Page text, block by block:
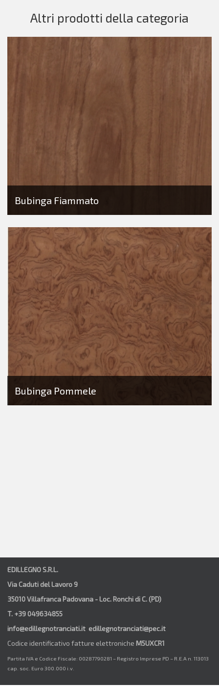
Altri prodotti della categoria
Bubinga Fiammato
Bubinga Pommele
EDILLEGNO S.R.L.
Via Caduti del Lavoro 9
35010 Villafranca Padovana - Loc. Ronchi di C. (PD)
T. +39 049634855
info@edillegnotranciati.it edillegnotranciati@pec.it
Codice identificativo fatture elettroniche M5UXCR1
Partita IVA e Codice Fiscale: 00287790281 – Registro Imprese PD – R.E.A n. 113013
cap. soc. Euro 300.000 i.v.